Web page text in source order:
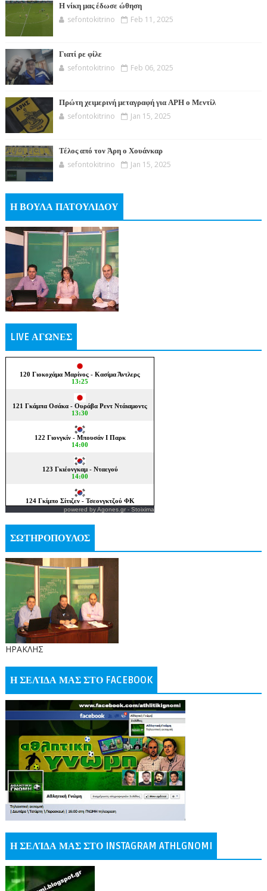
Η νίκη μας έδωσε ώθηση
sefontokitrino Feb 11, 2025
Γιατί ρε φίλε
sefontokitrino Feb 06, 2025
Πρώτη χειμερινή μεταγραφή για ΑΡΗ ο Μεντίλ
sefontokitrino Jan 15, 2025
Τέλος από τον Άρη ο Χουάνκαρ
sefontokitrino Jan 15, 2025
Η ΒΟΥΛΑ ΠΑΤΟΥΛΙΔΟΥ
LIVE ΑΓΩΝΕΣ
powered byAgones.gr- Stoixima
ΣΩΤΗΡΟΠΟΥΛΟΣ
ΗΡΑΚΛΗΣ
Η ΣΕΛΊΔΑ ΜΑΣ ΣΤΟ FACEBOOK
Η ΣΕΛΊΔΑ ΜΑΣ ΣΤΟ INSTAGRAM ATHLGNOMI